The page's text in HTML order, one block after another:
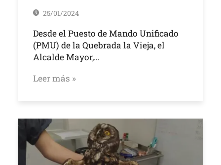
25/01/2024
Desde el Puesto de Mando Unificado
(PMU) de la Quebrada la Vieja, el
Alcalde Mayor,…
Leer más »